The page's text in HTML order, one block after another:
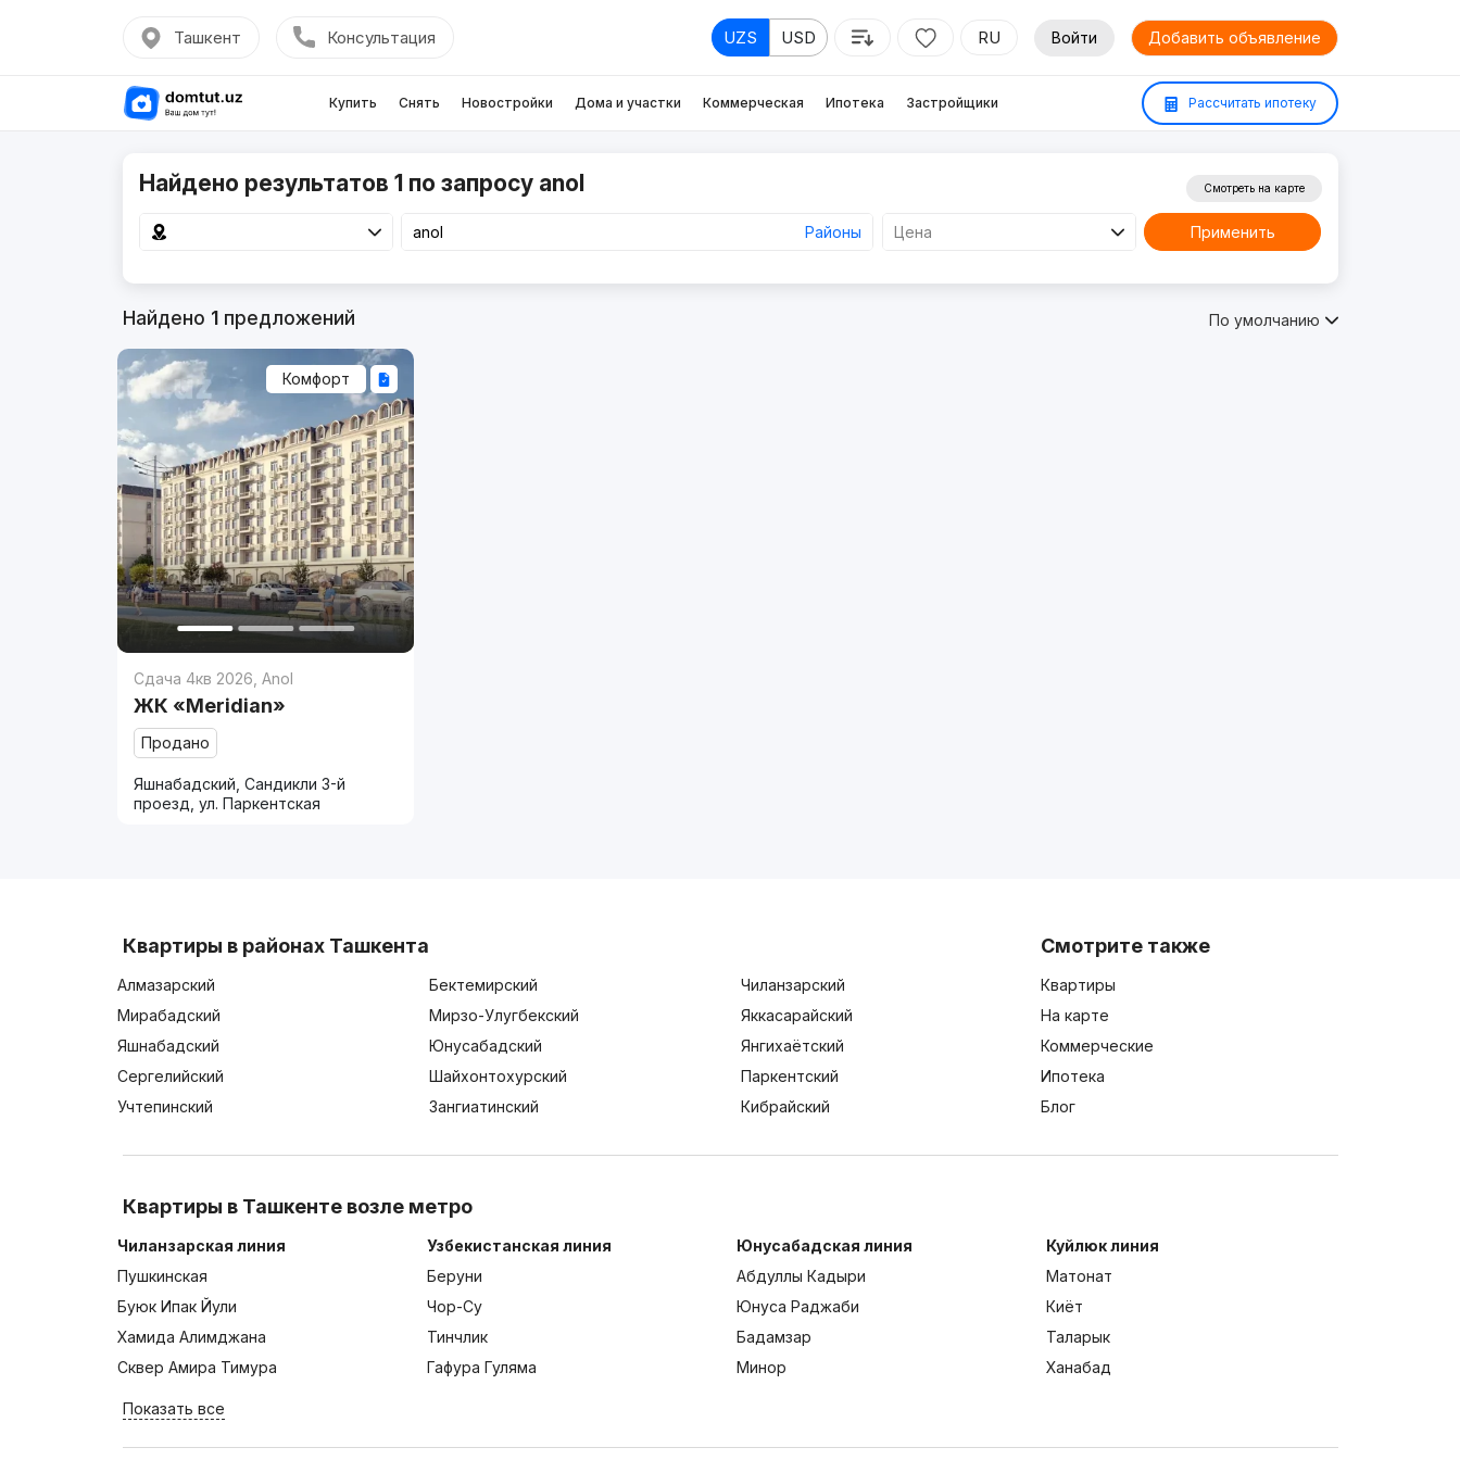
Ташкент Консультация UZS USD RU Войти Добавить объявление
Купить Снять Новостройки Дома и участки Коммерческая Ипотека Застройщики Рассчитать ипотеку
Найдено результатов 1 по запросу anol
Районы Цена
Смотреть на карте
Применить
Найдено 1предложений По умолчанию
Комфорт
Сдача 4кв 2026 ,Anol
ЖК «Meridian»
Продано
Яшнабадский, Сандикли 3-й
проезд, ул. Паркентская
Квартиры в районах Ташкента
Алмазарский Бектемирский
Чиланзарский
Мирабадский
Мирзо-Улугбекский
Яккасарайский
Яшнабадский
Юнусабадский
Янгихаётский
Сергелийский
Шайхонтохурский
Паркентский
Учтепинский
Зангиатинский Кибрайский
Смотрите также
Квартиры
На карте
Коммерческие
Ипотека
Блог
Квартиры в Ташкенте возле метро
Чиланзарская линия
Пушкинская
Буюк Ипак Йули
Хамида Алимджана
Сквер Амира Тимура
Узбекистанская линия
Беруни
Чор-Су
Тинчлик
Гафура Гуляма
Юнусабадская линия
Абдуллы Кадыри
Юнуса Раджаби
Бадамзар
Минор
Куйлюк линия
Матонат
Киёт
Таларык
Ханабад
Показать все